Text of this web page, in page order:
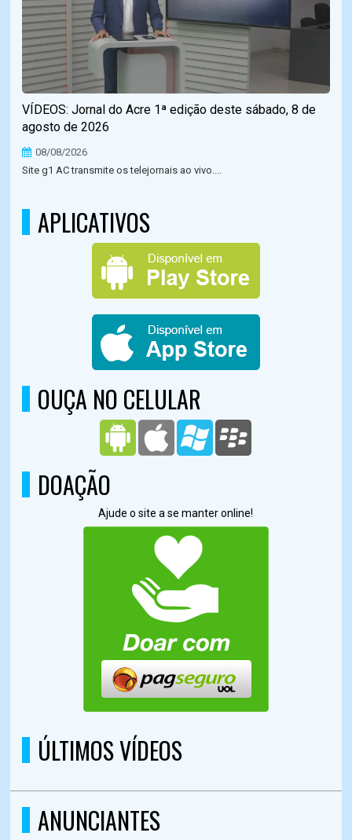
VÍDEOS: Jornal do Acre 1ª edição deste sábado, 8 de
agosto de 2026
08/08/2026
Site g1 AC transmite os telejornais ao vivo....
APLICATIVOS
OUÇA NO CELULAR
DOAÇÃO
Ajude o site a se manter online!
ÚLTIMOS VÍDEOS
ANUNCIANTES